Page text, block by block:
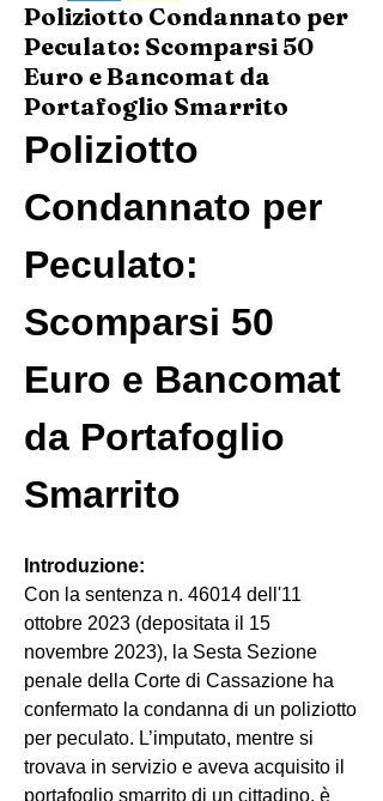
Poliziotto Condannato per
Peculato: Scomparsi 50
Euro e Bancomat da
Portafoglio Smarrito
Poliziotto
Condannato per
Peculato:
Scomparsi 50
Euro e Bancomat
da Portafoglio
Smarrito
Introduzione:
Con la sentenza n. 46014 dell'11
ottobre 2023 (depositata il 15
novembre 2023), la Sesta Sezione
penale della Corte di Cassazione ha
confermato la condanna di un poliziotto
per peculato. L’imputato, mentre si
trovava in servizio e aveva acquisito il
portafoglio smarrito di un cittadino, è